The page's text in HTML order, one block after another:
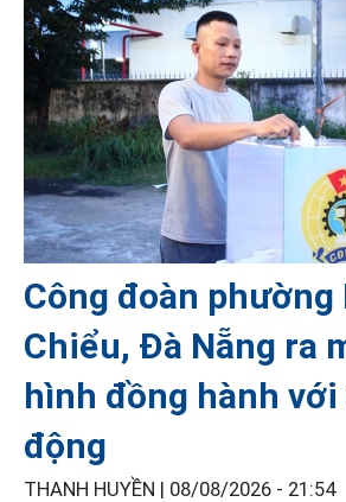
Công đoàn phường
Chiểu, Đà Nẵng ra
hình đồng hành
động
THANH HUYỀN | 08/08/2026 - 21:54